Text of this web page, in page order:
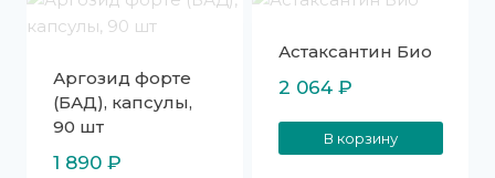
Аргозид форте
(БАД), капсулы,
90 шт
1 890 ₽
Астаксантин Био
2 064 ₽
В корзину